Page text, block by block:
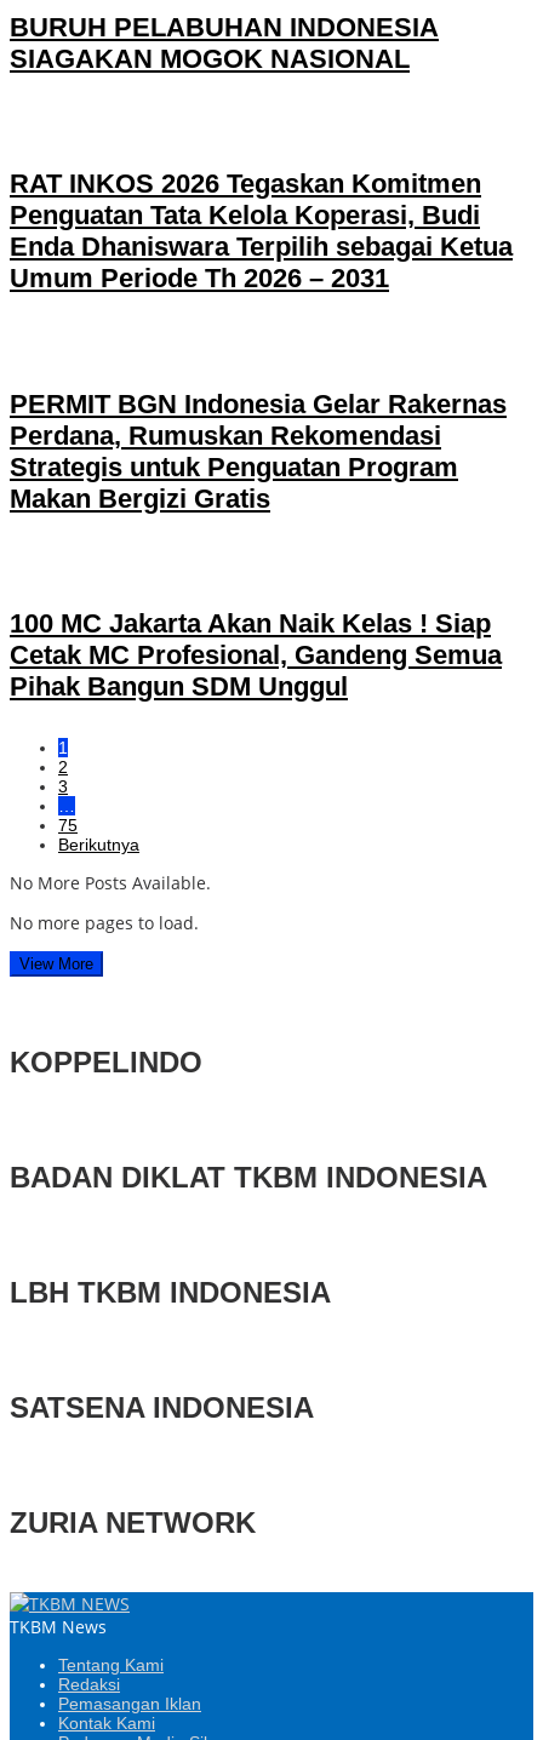
BURUH PELABUHAN INDONESIA
SIAGAKAN MOGOK NASIONAL
RAT INKOS 2026 Tegaskan Komitmen
Penguatan Tata Kelola Koperasi, Budi
Enda Dhaniswara Terpilih sebagai Ketua
Umum Periode Th 2026 – 2031
PERMIT BGN Indonesia Gelar Rakernas
Perdana, Rumuskan Rekomendasi
Strategis untuk Penguatan Program
Makan Bergizi Gratis
100 MC Jakarta Akan Naik Kelas ! Siap
Cetak MC Profesional, Gandeng Semua
Pihak Bangun SDM Unggul
1
2
3
…
75
Berikutnya
No More Posts Available.
No more pages to load.
View More
KOPPELINDO
BADAN DIKLAT TKBM INDONESIA
LBH TKBM INDONESIA
SATSENA INDONESIA
ZURIA NETWORK
TKBM News
Tentang Kami
Redaksi
Pemasangan Iklan
Kontak Kami